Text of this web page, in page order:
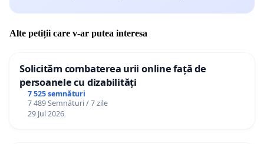
Alte petiții care v-ar putea interesa
Solicităm combaterea urii online față de
persoanele cu dizabilități
7 525 semnături
7 489 Semnături / 7 zile
29 Jul 2026